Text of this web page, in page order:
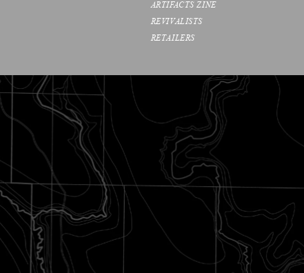
ARTIFACTS ZINE
REVIVALISTS
RETAILERS